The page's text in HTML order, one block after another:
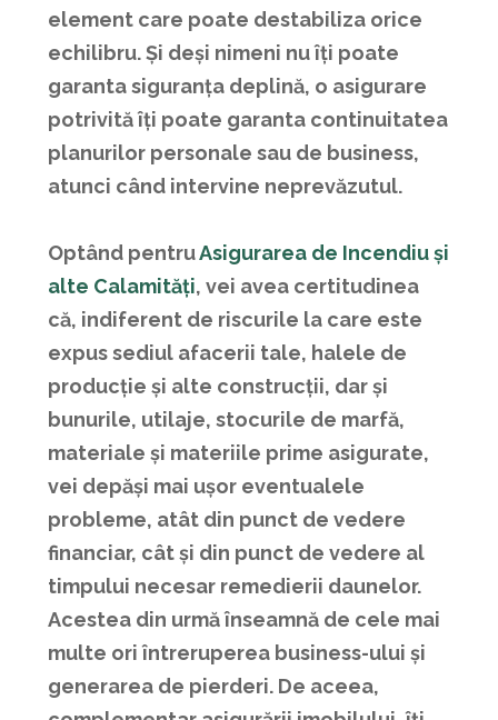
element care poate destabiliza orice
echilibru. Și deși nimeni nu îți poate
garanta siguranța deplină, o asigurare
potrivită îți poate garanta continuitatea
planurilor personale sau de business,
atunci când intervine neprevăzutul.
Optând pentruAsigurarea de Incendiu și
alte Calamități, vei avea certitudinea
că, indiferent de riscurile la care este
expus sediul afacerii tale, halele de
producție și alte construcții, dar și
bunurile, utilaje, stocurile de marfă,
materiale și materiile prime asigurate,
vei depăși mai ușor eventualele
probleme, atât din punct de vedere
financiar, cât și din punct de vedere al
timpului necesar remedierii daunelor.
Acestea din urmă înseamnă de cele mai
multe ori întreruperea business-ului și
generarea de pierderi. De aceea,